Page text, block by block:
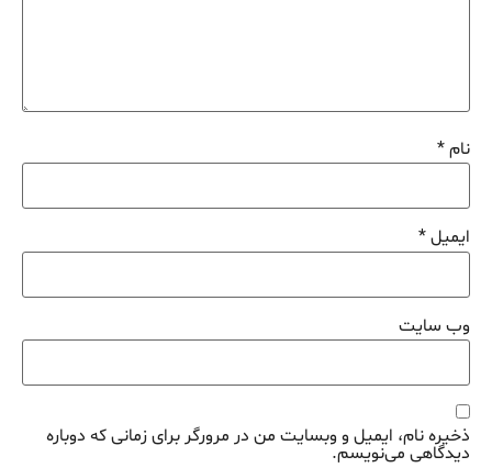
نام*
ایمیل*
وب‌ سایت
ذخیره نام، ایمیل و وبسایت من در مرورگر برای زمانی که دوباره
دیدگاهی می‌نویسم.